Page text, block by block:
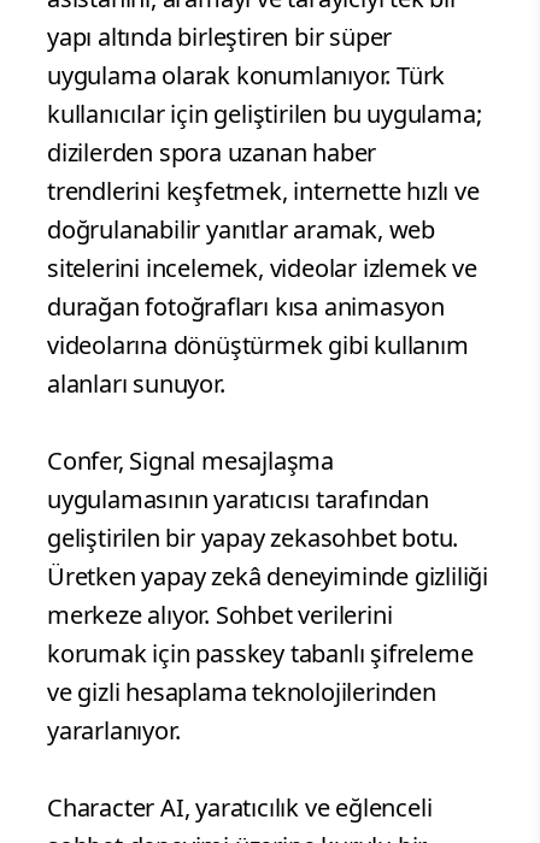
yapı altında birleştiren bir süper
uygulama olarak konumlanıyor. Türk
kullanıcılar için geliştirilen bu uygulama;
dizilerden spora uzanan haber
trendlerini keşfetmek, internette hızlı ve
doğrulanabilir yanıtlar aramak, web
sitelerini incelemek, videolar izlemek ve
durağan fotoğrafları kısa animasyon
videolarına dönüştürmek gibi kullanım
alanları sunuyor.
Confer, Signal mesajlaşma
uygulamasının yaratıcısı tarafından
geliştirilen bir yapay zekasohbet botu.
Üretken yapay zekâ deneyiminde gizliliği
merkeze alıyor. Sohbet verilerini
korumak için passkey tabanlı şifreleme
ve gizli hesaplama teknolojilerinden
yararlanıyor.
Character AI, yaratıcılık ve eğlenceli